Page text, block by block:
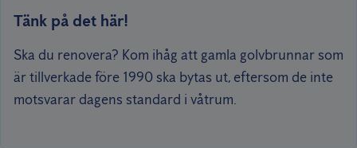
Tänk på det här!
Ska du renovera? Kom ihåg att gamla golvbrunnar som
är tillverkade före 1990 ska bytas ut, eftersom de inte
motsvarar dagens standard i våtrum.